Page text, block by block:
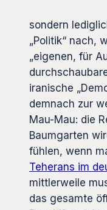
sondern
„Politik“ nach,
„eigenen, für
iranische
demnach zur
Mau-Mau: die
Baumgarten
fühlen, wenn
Teherans im
mittlerweile
das gesamte